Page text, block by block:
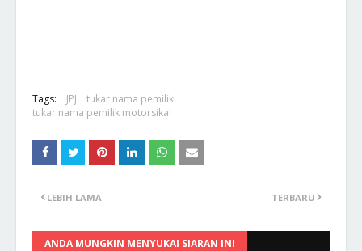
Tags: JPJ
tukar nama pemilik
tukar nama pemilik motorsikal
TERBARU
LEBIH LAMA
ANDA MUNGKIN MENYUKAI SIARAN INI